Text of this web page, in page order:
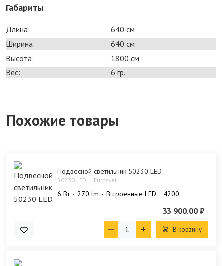
Габариты
Длина:
640 см
Ширина:
640 см
Высота:
1800 см
Вес:
6 гр.
Похожие товары
Подвесной светильник 50230 LED
50230 LED Eurosvet
6 Bт 270 lm Встроенные LED 4200
33 900.00 ₽
В корзину